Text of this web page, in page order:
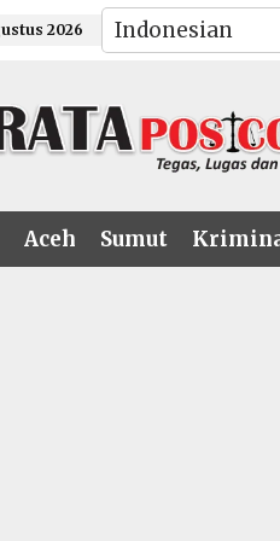
2026
Aceh Sumut